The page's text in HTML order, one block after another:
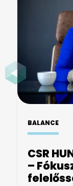
BALANCE
CSR
–